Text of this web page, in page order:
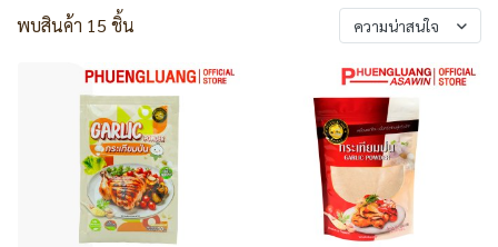
พบสินค้า 15 ชิ้น ความน่าสนใจ